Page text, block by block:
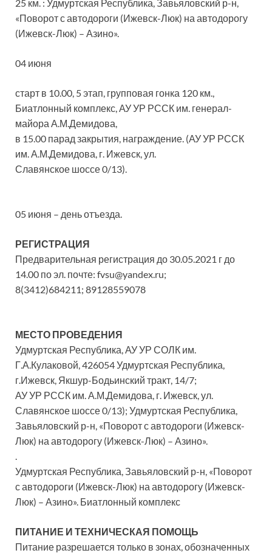
25 км. : Удмуртская Республика, Завьяловский р-н,
«Поворот с автодороги (Ижевск-Люк) на автодорогу
(Ижевск-Люк) – Азино».
04 июня
старт в 10.00, 5 этап, групповая гонка 120 км.,
Биатлонный комплекс, АУ УР РССК им. генерал-
майора А.М.Демидова,
в 15.00 парад закрытия, награждение. (АУ УР РССК
им. А.М.Демидова, г. Ижевск, ул.
Славянское шоссе 0/13).
05 июня – день отъезда.
РЕГИСТРАЦИЯ
Предварительная регистрация до 30.05.2021 г до
14.00 по эл. почте: fvsu@yandex.ru;
8(3412)684211; 89128559078
МЕСТО ПРОВЕДЕНИЯ
Удмуртская Республика, АУ УР СОЛК им.
Г.А.Кулаковой, 426054 Удмуртская Республика,
г.Ижевск, Якшур-Бодьинский тракт, 14/7;
АУ УР РССК им. А.М.Демидова, г. Ижевск, ул.
Славянское шоссе 0/13); Удмуртская Республика,
Завьяловский р-н, «Поворот с автодороги (Ижевск-
Люк) на автодорогу (Ижевск-Люк) – Азино».
.
Удмуртская Республика, Завьяловский р-н, «Поворот
с автодороги (Ижевск-Люк) на автодорогу (Ижевск-
Люк) – Азино». Биатлонный комплекс
ПИТАНИЕ И ТЕХНИЧЕСКАЯ ПОМОЩЬ
Питание разрешается только в зонах, обозначенных